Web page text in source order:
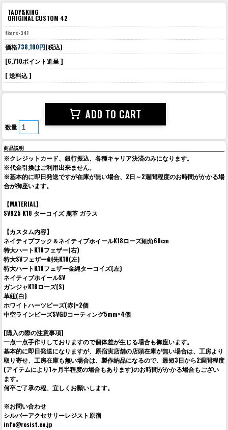
TADY&KING
ORIGINAL CUSTOM 42
tkorc-341
価格738,100円(税込)
[6,710ポイント進呈 ]
[ 送料込 ]
数量
商品説明
※クレジットカード、銀行振込、各種キャリア決済のみになります。
※代金引換はご利用出来ません。
※基本的に即日発送ですが在庫が無い場合、2日～2週間程度のお時間がかかる場
合が御座います。
【MATERIAL】
SV925 K18 ターコイズ 鹿革 ガラス
【カスタム内容】
ネイティブフック＆ネイティブホイールK18ローズ細角60cm
特大ハートK18フェザー(右)
特大SVフェザー剣先K18(左)
特大ハートK18フェザー金縄ターコイズ(左)
ネイティブホイールSV
ガンジャK18ローズ(S)
革紐(白)
ホワイトハーツビーズ(赤)×2個
中空ラインビーズSVGDコーティング5mm×4個
[購入の際の注意事項]
一点一点手作りしておりますので個体差が生じる場合も御座います。
基本的に即日発送になりますが、原宿実店舗の店頭在庫が無い場合は、工房より
取り寄せ、工房在庫も無い場合は、製作納品になるので、最短3日から2週間程度
(アイテムにより1ヶ月半程度の場合もあります)のお時間がかかる場合もござい
ます。
何卒ご了承の程、宜しくお願いします。
※お問い合わせ
シルバーアクセサリーレジスト原宿
info@resist.co.jp